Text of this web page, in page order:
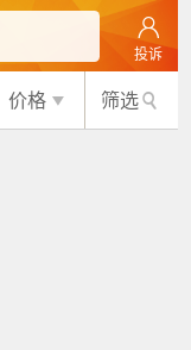
投诉
价格 筛选